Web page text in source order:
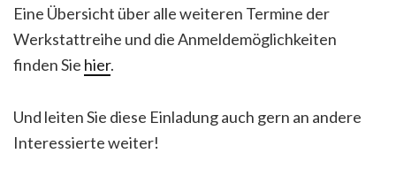
Eine Übersicht über alle weiteren Termine der
Werkstattreihe und die Anmeldemöglichkeiten
finden Sie hier.
Und leiten Sie diese Einladung auch gern an andere
Interessierte weiter!